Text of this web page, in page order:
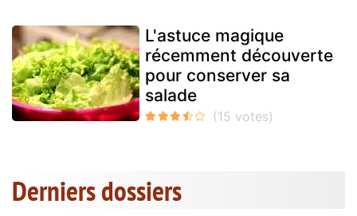
L'astuce magique
récemment découverte
pour conserver sa
salade
Derniers dossiers